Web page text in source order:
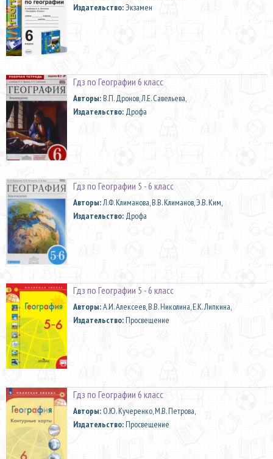
Издательство:Экзамен
Гдз по Географии 6 класс
Aвторы:В.П. Дронов, Л.Е. Савельева,
Издательство: Дрофа
Гдз по Географии 5 - 6 класс
Aвторы:Л.Ф. Климанова, В.В. Климанов, Э.В. Ким,
Издательство: Дрофа
Гдз по Географии 5 - 6 класс
Aвторы:А.И. Алексеев, В.В. Николина, Е.К. Липкина,
Издательство:Просвещение
Гдз по Географии 6 класс
Aвторы: О.Ю. Кучеренко, М.В. Петрова,
Издательство:Просвещение